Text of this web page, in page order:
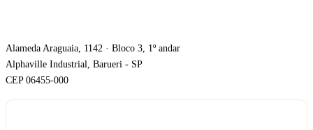
Alameda Araguaia, 1142 · Bloco 3, 1º andar
Alphaville Industrial, Barueri - SP
CEP 06455-000